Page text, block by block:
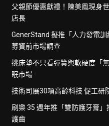
父親節優惠獻禮！陳美鳳現身
店長
GenerStand 擬推「人力發電
募資前市場調查
挑床墊不只看彈簧與軟硬度「
眠市場
技術司展30項高齡科技 促工研
刷樂 35 週年推「雙防護牙膏
護齒